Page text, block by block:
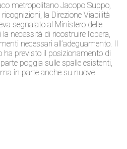
metropolitano Jacopo Suppo,
ricognizioni, la Direzione Viabilità
segnalato al Ministero delle
la necessità di ricostruire l’opera,
necessari all’adeguamento. Il
ha previsto il posizionamento di
poggia sulle spalle esistenti,
in parte anche su nuove